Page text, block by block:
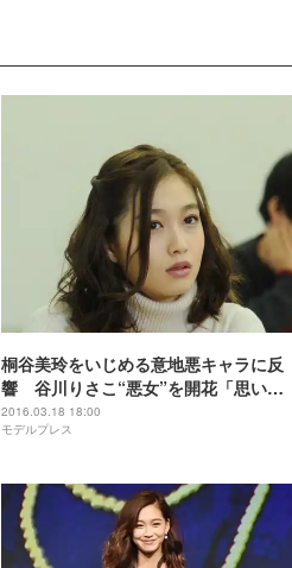
桐谷美玲をいじめる意地悪キャラに反
響 谷川りさこ“悪女”を開花「思い切
り嫌な子に」
2016.03.18 18:00
モデルプレス